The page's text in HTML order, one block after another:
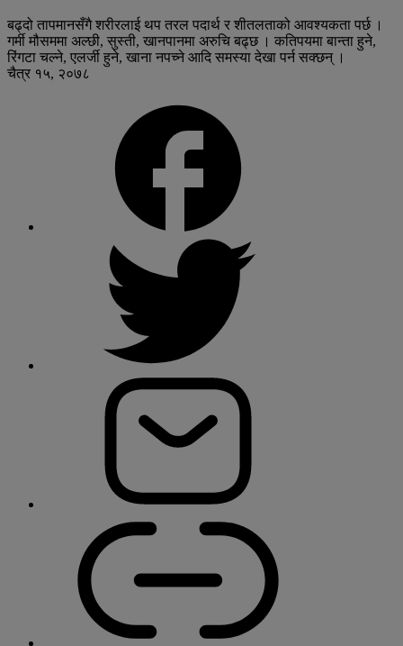
बढ्दो तापमानसँगै शरीरलाई थप तरल पदार्थ र शीतलताको आवश्यकता पर्छ ।
गर्मी मौसममा अल्छी, सुस्ती, खानपानमा अरुचि बढ्छ । कतिपयमा बान्ता हुने,
रिंगटा चल्ने, एलर्जी हुने, खाना नपच्ने आदि समस्या देखा पर्न सक्छन् ।
चैत्र १५, २०७८